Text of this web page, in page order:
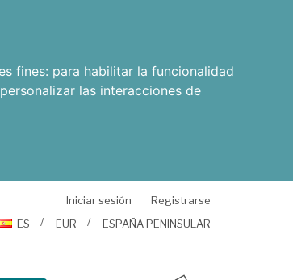
fines: para habilitar la funcionalidad
las interacciones de
Iniciar sesión
Registrarse
ES
EUR ESPAÑA PENINSULAR